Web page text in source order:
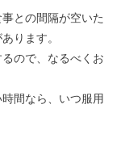
との間隔が空いた
ります。
ので、なるべくお
間なら、いつ服用